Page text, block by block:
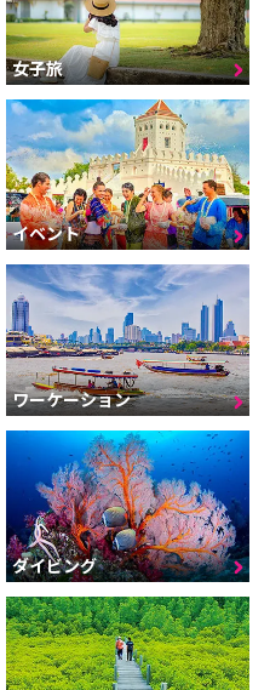
女子旅
イベント
ワーケーション
ダイビング